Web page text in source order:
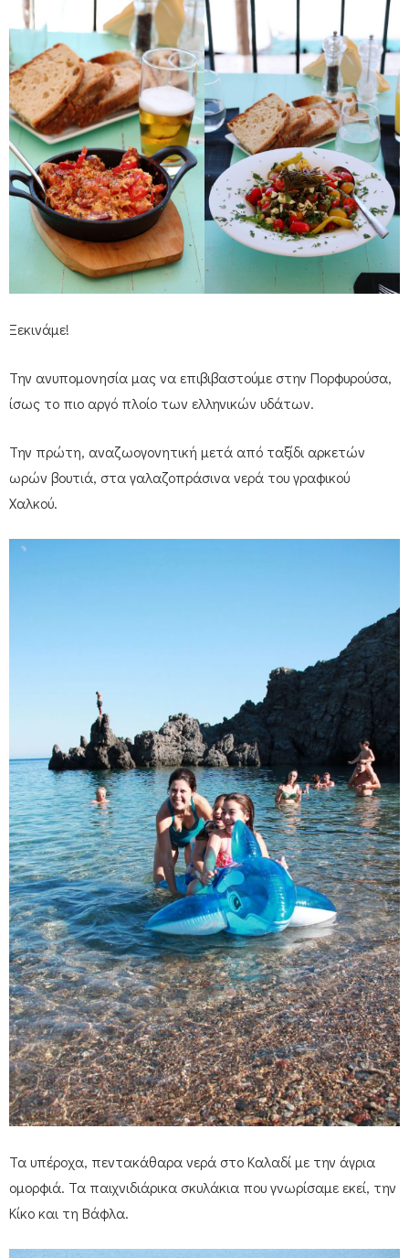
Ξεκινάμε!
Την ανυπομονησία μας να επιβιβαστούμε στην Πορφυρούσα,
ίσως το πιο αργό πλοίο των ελληνικών υδάτων.
Την πρώτη, αναζωογονητική μετά από ταξίδι αρκετών
ωρών βουτιά, στα γαλαζοπράσινα νερά του γραφικού
Χαλκού.
Τα υπέροχα, πεντακάθαρα νερά στο Καλαδί με την άγρια
ομορφιά. Τα παιχνιδιάρικα σκυλάκια που γνωρίσαμε εκεί, την
Κίκο και τη Βάφλα.